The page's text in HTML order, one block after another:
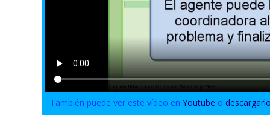
También puede ver este vídeo enYoutube o